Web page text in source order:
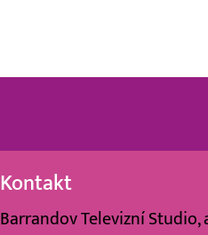
Kontakt
Barrandov Televizní Studio,